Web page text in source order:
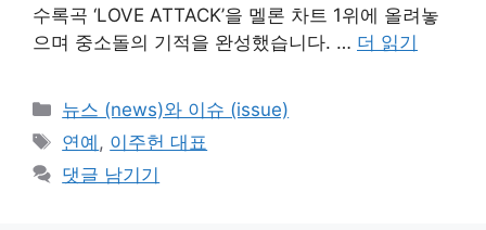
수록곡 ‘LOVE ATTACK’을 멜론 차트 1위에 올려놓
으며 중소돌의 기적을 완성했습니다. … 더 읽기
카
테
리
뉴스 (news)와 이슈 (issue)
태
그
연예 , 이주헌 대표
댓글 남기기